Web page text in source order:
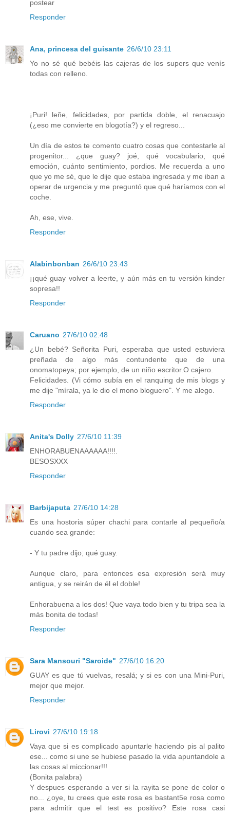
postear
Responder
Ana, princesa del guisante 26/6/10 23:11
Yo no sé qué bebéis las cajeras de los supers que venís
todas con relleno.
¡Puri! leñe, felicidades, por partida doble, el renacuajo
(¿eso me convierte en blogotía?) y el regreso...
Un día de estos te comento cuatro cosas que contestarle al
progenitor... ¿que guay? joé, qué vocabulario, qué
emoción, cuánto sentimiento, pordios. Me recuerda a uno
que yo me sé, que le dije que estaba ingresada y me iban a
operar de urgencia y me preguntó que qué haríamos con el
coche.
Ah, ese, vive.
Responder
Alabinbonban 26/6/10 23:43
¡¡qué guay volver a leerte, y aún más en tu versión kinder
sopresa!!
Responder
Caruano 27/6/10 02:48
¿Un bebé? Señorita Puri, esperaba que usted estuviera
preñada de algo más contundente que de una
onomatopeya; por ejemplo, de un niño escritor.O cajero.
Felicidades. (Vi cómo subía en el ranquing de mis blogs y
me dije "mírala, ya le dio el mono bloguero". Y me alego.
Responder
Anita's Dolly 27/6/10 11:39
ENHORABUENAAAAAA!!!!.
BESOSXXX
Responder
Barbijaputa 27/6/10 14:28
Es una hostoria súper chachi para contarle al pequeño/a
cuando sea grande:
- Y tu padre dijo; qué guay.
Aunque claro, para entonces esa expresión será muy
antigua, y se reirán de él el doble!
Enhorabuena a los dos! Que vaya todo bien y tu tripa sea la
más bonita de todas!
Responder
Sara Mansouri "Saroide" 27/6/10 16:20
GUAY es que tú vuelvas, resalá; y si es con una Mini-Puri,
mejor que mejor.
Responder
Lirovi 27/6/10 19:18
Vaya que si es complicado apuntarle haciendo pis al palito
ese... como si une se hubiese pasado la vida apuntandole a
las cosas al miccionar!!!
(Bonita palabra)
Y despues esperando a ver si la rayita se pone de color o
no... ¿oye, tu crees que este rosa es bastant5e rosa como
para admitir que el test es positivo? Este rosa casi